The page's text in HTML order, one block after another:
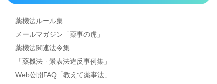
薬機法ルール集
メールマガジン「薬事の虎」
薬機法関連法令集
「薬機法・景表法違反事例集」
Web公開FAQ「教えて薬事法」